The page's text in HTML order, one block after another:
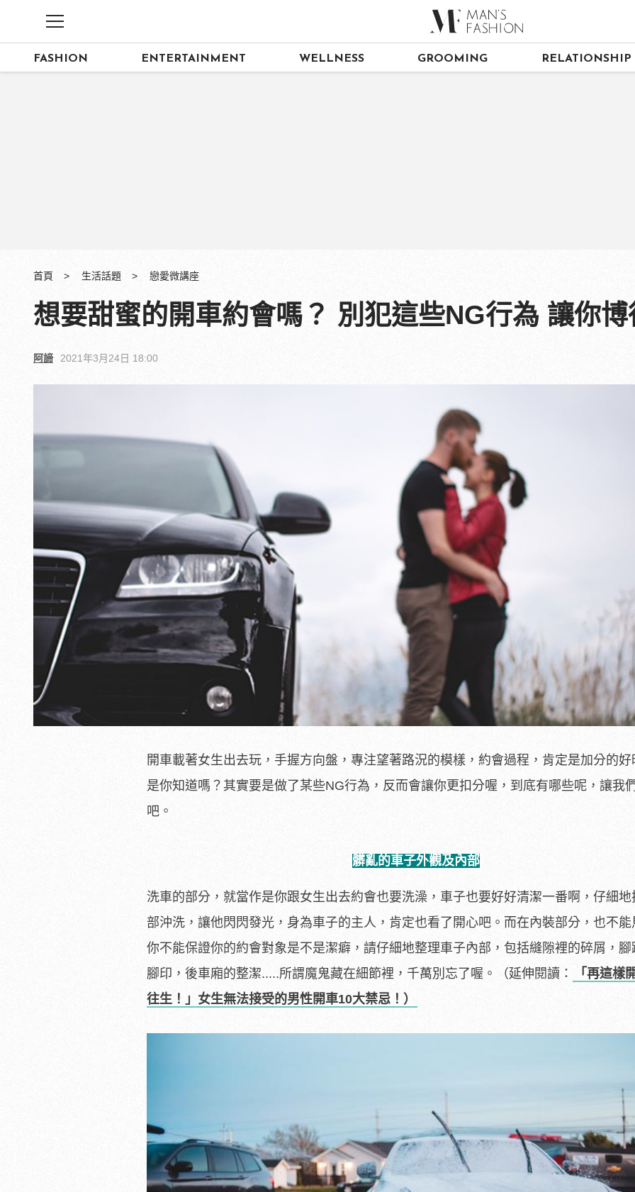
FASHION ENTERTAINMENT WELLNESS GROOMING RELATIONSHIP
首頁 生活話題 戀愛微講座
想要甜蜜的開車約會嗎？ 別犯這些NG行為 讓你
阿諦 2021年3月24日 18:00
開車載著女生出去玩，手握方向盤，專注望著路況的模樣，約會過程，肯定是加分的
是你知道嗎？其實要是做了某些NG行為，反而會讓你更扣分喔，到底有哪些呢，讓我
吧。
髒亂的車子外觀及內部
洗車的部分，就當作是你跟女生出去約會也要洗澡，車子也要好好清潔一番啊，仔細地
部沖洗，讓他閃閃發光，身為車子的主人，肯定也看了開心吧。而在內裝部分，也不能
你不能保證你的約會對象是不是潔癖，請仔細地整理車子內部，包括縫隙裡的碎屑，腳
腳印，後車廂的整潔.....所謂魔鬼藏在細節裡，千萬別忘了喔。（延伸閱讀：
「再這樣
往生！」女生無法接受的男性開車10大禁忌！）